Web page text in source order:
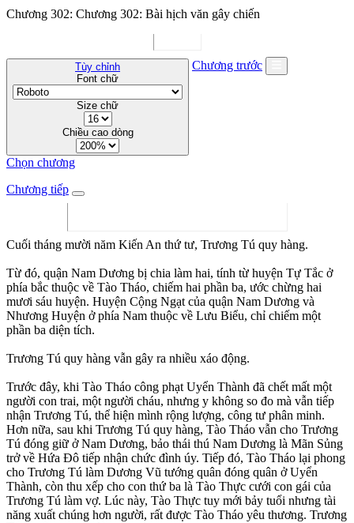
Chương 302: Chương 302: Bài hịch văn gây chiến
Tùy chỉnh
Font chữ
Size chữ
Chiều cao dòng
Chương trước
Chọn chương
Chương tiếp
Cuối tháng mười năm Kiến An thứ tư, Trương Tú quy hàng.
Từ đó, quận Nam Dương bị chia làm hai, tính từ huyện Tự Tắc ở
phía bắc thuộc về Tào Tháo, chiếm hai phần ba, ước chừng hai
mươi sáu huyện. Huyện Cộng Ngạt của quận Nam Dương và
Nhương Huyện ở phía Nam thuộc về Lưu Biểu, chỉ chiếm một
phần ba diện tích.
Trương Tú quy hàng vẫn gây ra nhiều xáo động.
Trước đây, khi Tào Tháo công phạt Uyển Thành đã chết mất một
người con trai, một người cháu, nhưng y không so đo mà vẫn tiếp
nhận Trương Tú, thể hiện mình rộng lượng, công tư phân minh.
Hơn nữa, sau khi Trương Tú quy hàng, Tào Tháo vẫn cho Trương
Tú đóng giữ ở Nam Dương, bảo thái thú Nam Dương là Mãn Sủng
trở về Hứa Đô tiếp nhận chức đình úy. Tiếp đó, Tào Tháo lại phong
cho Trương Tú làm Dương Vũ tướng quân đóng quân ở Uyển
Thành, còn thu xếp cho con thứ ba là Tào Thực cưới con gái của
Trương Tú làm vợ. Lúc này, Tào Thực tuy mới bảy tuổi nhưng tài
năng xuất chúng hơn người, rất được Tào Tháo yêu thương. Trương